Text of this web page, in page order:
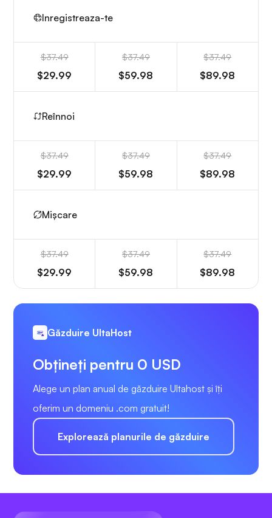
Inregistreaza-te
$37.49
$29.99
$37.49
$59.98
$37.49
$89.98
Reînnoi
$37.49
$29.99
$37.49
$59.98
$37.49
$89.98
Mișcare
$37.49
$29.99
$37.49
$59.98
$37.49
$89.98
Găzduire UltaHost
Obțineți pentru 0 USD
Alege un plan anual de găzduire Ultahost și îți
oferim un domeniu .com gratuit!
Explorează planurile de găzduire